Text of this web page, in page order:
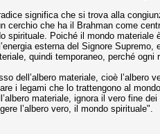
significa che si trova alla
cerchio che ha il Brahman come
spirituale. Poiché il mondo
esterna del Signore
quindi temporaneo, perché
dell’albero materiale, cioè
i legami che lo trattengono al
materiale, ignora il vero fine
l’albero vero, il mondo spirituale".